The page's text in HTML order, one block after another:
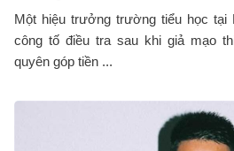
Một hiệu trưởng trường tiểu học tại
công tố điều tra sau khi giả mạo
quyên góp tiền ...